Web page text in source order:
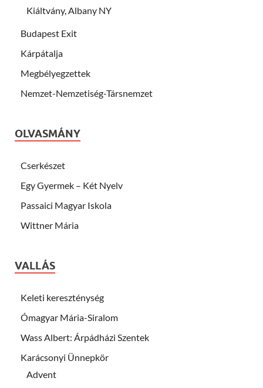
Kiáltvány, Albany NY
Budapest Exit
Kárpátalja
Megbélyegzettek
Nemzet-Nemzetiség-Társnemzet
OLVASMÁNY
Cserkészet
Egy Gyermek – Két Nyelv
Passaici Magyar Iskola
Wittner Mária
VALLÁS
Keleti kereszténység
Ómagyar Mária-Siralom
Wass Albert: Árpádházi Szentek
Karácsonyi Ünnepkör
Advent